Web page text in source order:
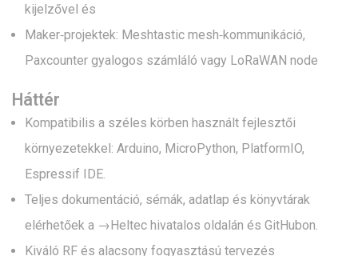
kijelzővel és
Maker‑projektek: Meshtastic mesh‑kommunikáció,
Paxcounter gyalogos számláló vagy LoRaWAN node
Háttér
Kompatibilis a széles körben használt fejlesztői
környezetekkel: Arduino, MicroPython, PlatformIO,
Espressif IDE.
Teljes dokumentáció, sémák, adatlap és könyvtárak
elérhetőek a →Heltec hivatalos oldalán és GitHubon.
Kiváló RF és alacsony fogyasztású tervezés